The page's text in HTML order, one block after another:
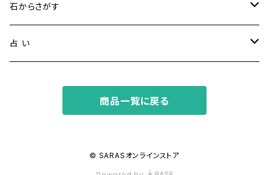
健康・恋愛・愛情
精神安定・安らぎ
金運・ビジネス
石からさがす
アイオライト
占 い
ホロスコープ占星術
商品一覧に戻る
© SARASオンラインストア